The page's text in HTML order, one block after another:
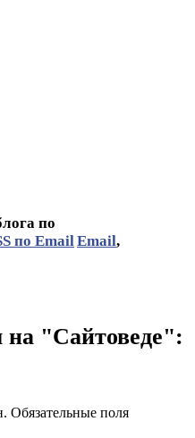
по
Email,
на "Сайтоведе":
Обязательные поля